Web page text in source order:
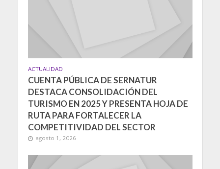
ACTUALIDAD
CUENTA PÚBLICA DE SERNATUR
DESTACA CONSOLIDACIÓN DEL
TURISMO EN 2025 Y PRESENTA HOJA DE
RUTA PARA FORTALECER LA
COMPETITIVIDAD DEL SECTOR
agosto 1, 2026